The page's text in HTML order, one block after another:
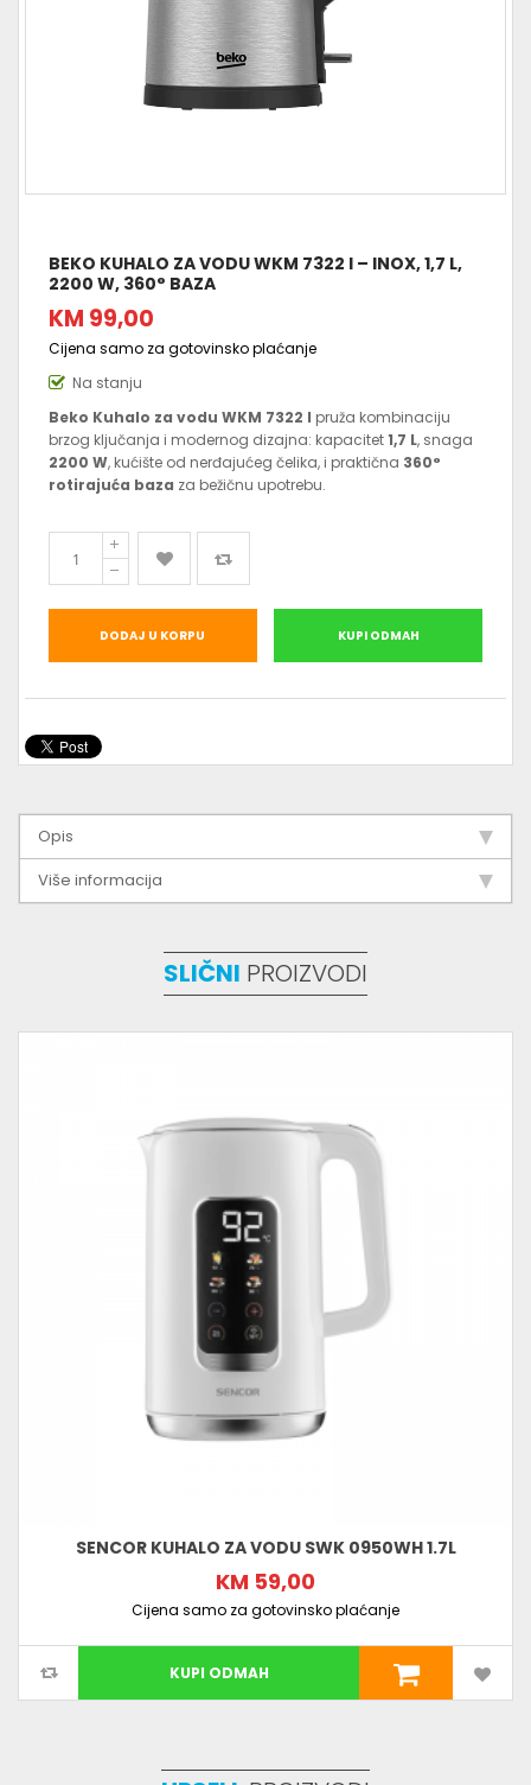
BEKO KUHALO ZA VODU WKM 7322 I – INOX, 1,7 L,
2200 W, 360° BAZA
KM 99,00
Cijena samo za gotovinsko plaćanje
Na stanju
Beko Kuhalo za vodu WKM 7322 I pruža kombinaciju
brzog ključanja i moder­nog dizajna: kapacitet1,7 L, snaga
2200 W, kućište od nerđajućeg čelika, i praktična 360°
rotirajuća baza za bežičnu upotrebu.
DODAJ U KORPU KUPI ODMAH
Opis
Više informacija
SLIČNI PROIZVODI
SENCOR KUHALO ZA VODU SWK 0950WH 1.7L
KM 59,00
Cijena samo za gotovinsko plaćanje
KUPI ODMAH